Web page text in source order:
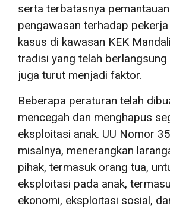
serta terbatasnya
pengawasan terhadap pekerja
kasus di kawasan KEK
tradisi yang telah
juga turut menjadi faktor.
Beberapa peraturan telah
mencegah dan menghapus
eksploitasi anak. UU Nomor
misalnya, menerangkan
pihak, termasuk orang tua,
eksploitasi pada anak,
ekonomi, eksploitasi sosial,